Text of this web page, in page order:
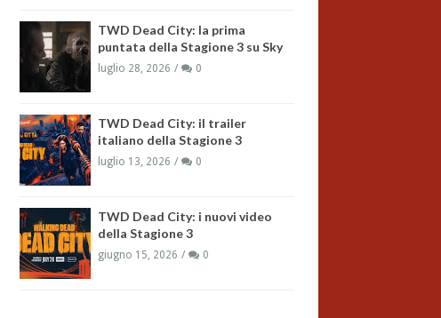
TWD Dead City: la prima
puntata della Stagione 3 su Sky
luglio 28, 2026 0
TWD Dead City: il trailer
italiano della Stagione 3
luglio 13, 2026 0
TWD Dead City: i nuovi video
della Stagione 3
giugno 15, 2026 0